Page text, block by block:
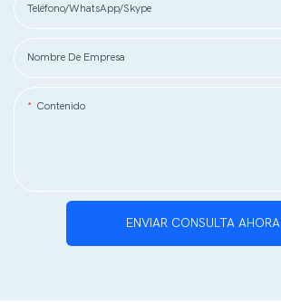
Teléfono/WhatsApp/Skype
Nombre De Empresa
Contenido
ENVIAR CONSULTA AHORA